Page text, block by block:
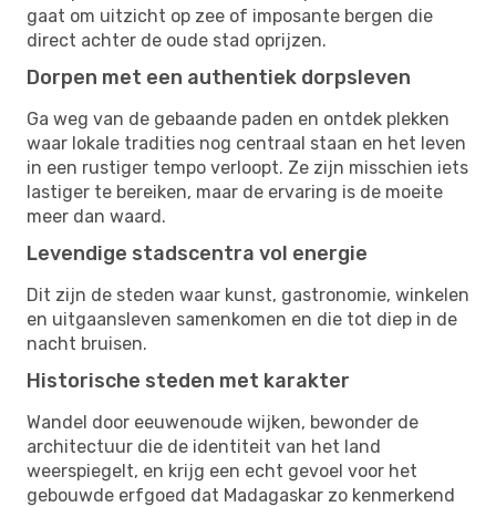
gaat om uitzicht op zee of imposante bergen die
direct achter de oude stad oprijzen.
Dorpen met een authentiek dorpsleven
Ga weg van de gebaande paden en ontdek plekken
waar lokale tradities nog centraal staan en het leven
in een rustiger tempo verloopt. Ze zijn misschien iets
lastiger te bereiken, maar de ervaring is de moeite
meer dan waard.
Levendige stadscentra vol energie
Dit zijn de steden waar kunst, gastronomie, winkelen
en uitgaansleven samenkomen en die tot diep in de
nacht bruisen.
Historische steden met karakter
Wandel door eeuwenoude wijken, bewonder de
architectuur die de identiteit van het land
weerspiegelt, en krijg een echt gevoel voor het
gebouwde erfgoed dat Madagaskar zo kenmerkend